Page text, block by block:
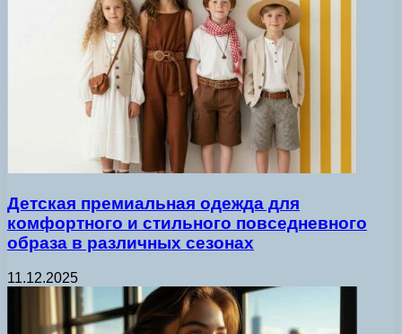
Детская премиальная одежда для
комфортного и стильного повседневного
образа в различных сезонах
11.12.2025